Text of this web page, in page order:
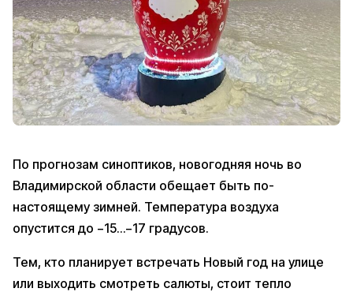
По прогнозам синоптиков, новогодняя ночь во
Владимирской области обещает быть по-
настоящему зимней. Температура воздуха
опустится до −15…−17 градусов.
Тем, кто планирует встречать Новый год на улице
или выходить смотреть салюты, стоит тепло